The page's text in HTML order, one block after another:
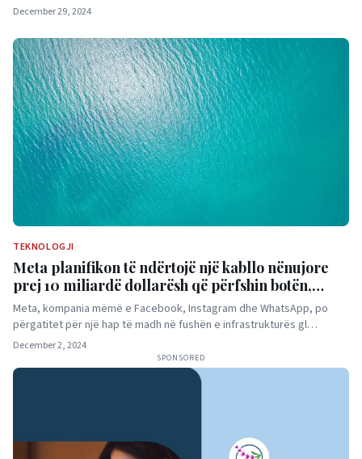
December 29, 2024
TEKNOLOGJI
Meta planifikon të ndërtojë një kabllo nënujore
prej 10 miliardë dollarësh që përfshin botën,
thonë burimet
Meta, kompania mëmë e Facebook, Instagram dhe WhatsApp, po
përgatitet për një hap të madh në fushën e infrastrukturës gl…
December 2, 2024
SPONSORED